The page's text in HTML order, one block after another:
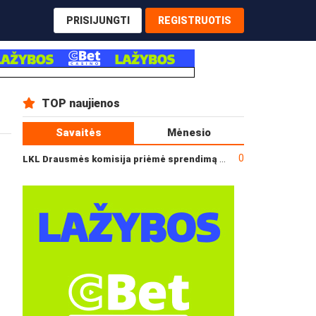
PRISIJUNGTI REGISTRUOTIS
TOP naujienos
Savaitės Mėnesio
0